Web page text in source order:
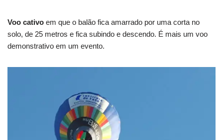
Voo cativo em que o balão fica amarrado por uma corta no
solo, de 25 metros e fica subindo e descendo. É mais um voo
demonstrativo em um evento.